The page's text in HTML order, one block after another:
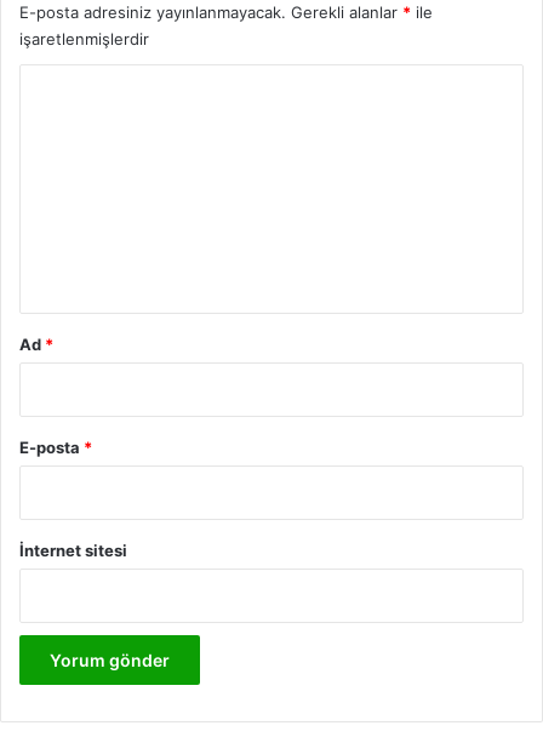
E-posta adresiniz yayınlanmayacak. Gerekli alanlar * ile
işaretlenmişlerdir
Ad *
E-posta *
İnternet sitesi